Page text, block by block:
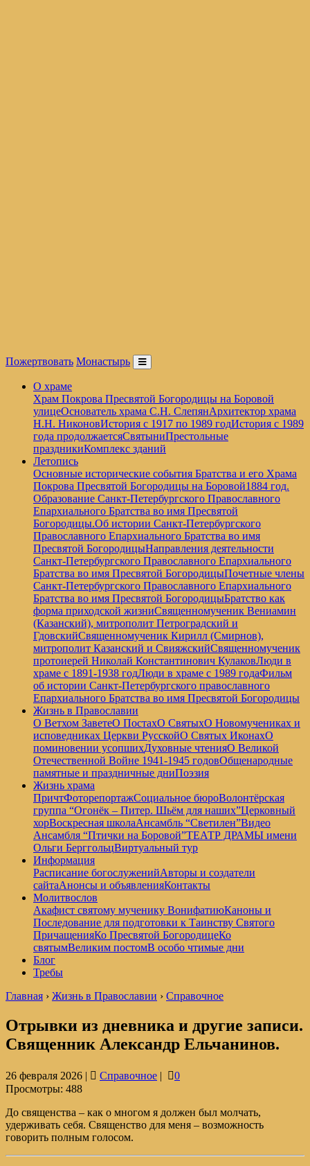
Пожертвовать Монастырь
О храме
Храм Покрова Пресвятой Богородицы на Боровой
улицеОснователь храма С.Н. СлепянАрхитектор храма
Н.Н. НиконовИстория с 1917 по 1989 годИстория с 1989
года продолжаетсяСвятыниПрестольные
праздникиКомплекс зданий
Летопись
Основные исторические события Братства и его Храма
Покрова Пресвятой Богородицы на Боровой1884 год.
Образование Санкт-Петербургского Православного
Епархиального Братства во имя Пресвятой
Богородицы.Об истории Санкт-Петербургского
Православного Епархиального Братства во имя
Пресвятой БогородицыНаправления деятельности
Санкт-Петербургского Православного Епархиального
Братства во имя Пресвятой БогородицыПочетные члены
Санкт-Петербургского Православного Епархиального
Братства во имя Пресвятой БогородицыБратство как
форма приходской жизниСвященномученик Вениамин
(Казанский), митрополит Петроградский и
ГдовскийСвященномученик Кирилл (Смирнов),
митрополит Казанский и СвияжскийСвященномученик
протоиерей Николай Константинович КулаковЛюди в
храме с 1891-1938 годЛюди в храме с 1989 годаФильм
об истории Санкт-Петербургского православного
Епархиального Братства во имя Пресвятой Богородицы
Жизнь в Православии
О Ветхом ЗаветеО ПостахО СвятыхО Новомучениках и
исповедниках Церкви РусскойО Святых ИконахО
поминовении усопшихДуховные чтенияО Великой
Отечественной Войне 1941-1945 годовОбщенародные
памятные и праздничные дниПоэзия
Жизнь храма
ПричтФоторепортажСоциальное бюроВолонтёрская
группа “Огонёк – Питер. Шьём для наших”Церковный
хорВоскресная школаАнсамбль “Светилен”Видео
Ансамбля “Птички на Боровой”ТЕАТР ДРАМЫ имени
Ольги БерггольцВиртуальный тур
Информация
Расписание богослуженийАвторы и создатели
сайтаАнонсы и объявленияКонтакты
Молитвослов
Акафист святому мученику ВонифатиюКаноны и
Последование для подготовки к Таинству Святого
ПричащенияКо Пресвятой БогородицеКо
святымВеликим постомВ особо чтимые дни
Блог
Требы
Главная › Жизнь в Православии › Справочное
Отрывки из дневника и другие записи.
Священник Александр Ельчанинов.
26 февраля 2026 | Справочное |
0
Просмотры: 488
До священства – как о многом я должен был молчать,
удерживать себя. Священство для меня – возможность
говорить полным голосом.